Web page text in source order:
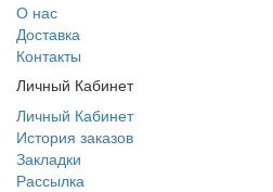
О нас
Доставка
Контакты
Личный Кабинет
Личный Кабинет
История заказов
Закладки
Рассылка